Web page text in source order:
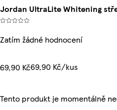
Jordan UltraLite Whitening
Zatím žádné hodnocení
69,90 Kč69,90 Kč/kus
Tento produkt je momentálně